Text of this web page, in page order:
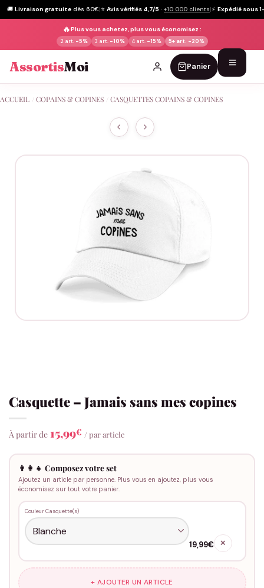
🚚 Livraison gratuite dès 60€|⭐ Avis vérifiés 4,7/5 · +10 000 clients|⚡ Expédié sous
🔥Plus vous achetez, plus vous économisez :
2 art. -5% 3 art. -10% 4 art. -15% 5+ art. -20%
AssortisMoi Panier
au
ACCUEIL COPAINS & COPINES CASQUETTES COPAINS & COPINES
Casquette – Jamais sans mes copines
À partir de 15,99€ / par article
👨‍👩‍👧 Composez votre set
Ajoutez un article par personne. Plus vous en ajoutez, plus vous
économisez sur tout votre panier.
Couleur Casquette(s)
19,99€ ✕
+ AJOUTER UN ARTICLE